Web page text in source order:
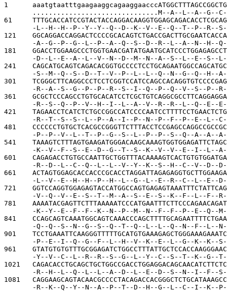
1
...............................M--A--L--A--G--C--
61
-L--H--H--P--Y--Y--Q--D--K--V--E--Q--T--P--R--
121
-A--G--P--G--L--P--A--Q--S--D--R--L--A--N--H--
181
-D--L--E--A--L--V--N--D--M--N--A--S--L--E--S--
241
-S--M--Q--S--D--T--V--P--L--L--Q--N--G--Q--H--
301
-R--A--S--G--P--P--R--S--I--Q--P--Q--V--S--P--
361
-R--S--Q--P--V--H--I--L--A--V--R--R--L--Q--E--
421
-R--T--S--S--L--P--A--I--P--N--P--F--P--E--L--
481
-P--P--V--L--T--P--G--S--L--P--P--S--Q--A--A--
541
-K--V--F--S--E--D--G--T--S--K--V--V--E--I--L--
601
-R--D--L--C--Q--L--L--V--Y--K--S--H--C--V--D--
661
-L--V--E--H--H--P--H--L--G--L--E--R--C--L--E--
721
-V--Q--V--E--S--T--M--A--S--E--S--K--F--L--F--
781
-K--Y--E--F--F--K--N--P--M--N--F--F--P--E--Q--
841
-Q--Q--S--N--G--S--Q--T--Q--L--L--Q--N--F--L--
901
-P--E--I--Q--G--F--L--H--V--K--E--L--G--K--K--
961
-Y--V--C--L--R--R--S--G--L--Y--C--S--T--K--G--
1021
-R--H--L--Q--L--L--A--D--L--E--D--S--N--I--F--
1081
-R--K--Q--Y--N--A--P--T--D--H--G--L--C--I--K--